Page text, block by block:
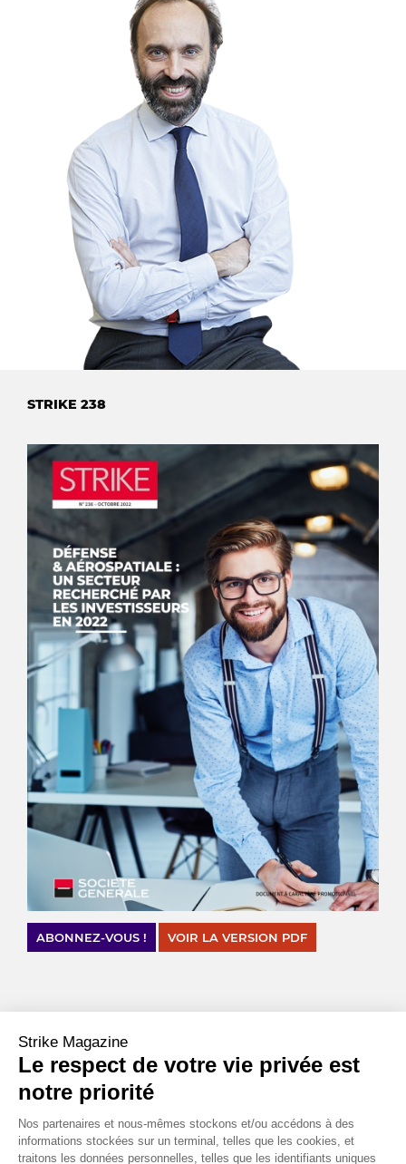
STRIKE 238
ABONNEZ-VOUS ! VOIR LA VERSION PDF
20%
C’est la baisse qu’a subi l’action FedEex la semaine du
11 septembre. Baromètre des échanges mondiaux en raison de
sa position dominante avec UPS, l’action a chuté à la suite des
déclarations du CEO Raj Subramaniam sur une prochaine
Strike Magazine
Le respect de votre vie privée est
notre priorité
Nos partenaires et nous-mêmes stockons et/ou accédons à des
informations stockées sur un terminal, telles que les cookies, et
traitons les données personnelles, telles que les identifiants uniques